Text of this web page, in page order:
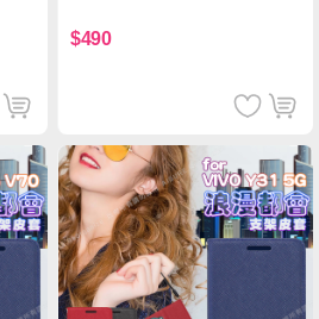
$490